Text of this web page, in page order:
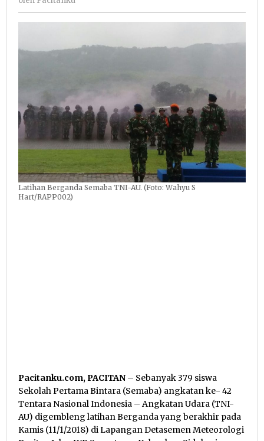
Latihan Berganda Semaba TNI-AU. (Foto: Wahyu S
Hart/RAPP002)
Pacitanku.com, PACITAN – Sebanyak 379 siswa
Sekolah Pertama Bintara (Semaba) angkatan ke- 42
Tentara Nasional Indonesia – Angkatan Udara (TNI-
AU) digembleng latihan Berganda yang berakhir pada
Kamis (11/1/2018) di Lapangan Detasemen Meteorologi